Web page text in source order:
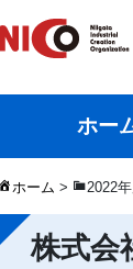
ホー
ホーム > 2022
株式会